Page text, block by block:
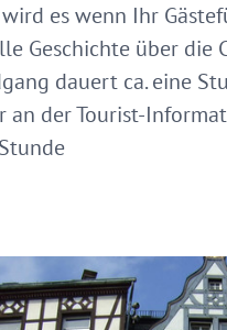
es wenn Ihr
Geschichte über die
dauert ca. eine
an der Tourist-